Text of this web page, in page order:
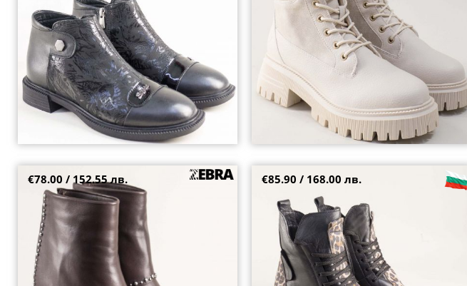
Екстравагантни дамски боти в кафяв цвят с
метална декорация 012214k
38
€78.00 / 152.55 лв.
Естествена кожа дамски боти в черен цвят с
леопардов принт k34achps1
40
€85.90 / 168.00 лв.